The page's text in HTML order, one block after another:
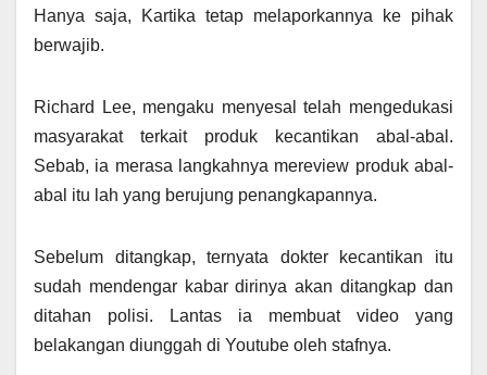
Hanya saja, Kartika tetap melaporkannya ke pihak
berwajib.
Richard Lee, mengaku menyesal telah mengedukasi
masyarakat terkait produk kecantikan abal-abal.
Sebab, ia merasa langkahnya mereview produk abal-
abal itu lah yang berujung penangkapannya.
Sebelum ditangkap, ternyata dokter kecantikan itu
sudah mendengar kabar dirinya akan ditangkap dan
ditahan polisi. Lantas ia membuat video yang
belakangan diunggah di Youtube oleh stafnya.